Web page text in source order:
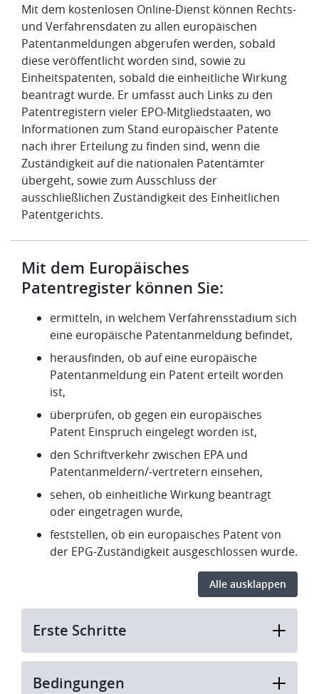
Mit dem kostenlosen Online-Dienst können Rechts-
und Verfahrensdaten zu allen europäischen
Patentanmeldungen abgerufen werden, sobald
diese veröffentlicht worden sind, sowie zu
Einheitspatenten, sobald die einheitliche Wirkung
beantragt wurde. Er umfasst auch Links zu den
Patentregistern vieler EPO-Mitgliedstaaten, wo
Informationen zum Stand europäischer Patente
nach ihrer Erteilung zu finden sind, wenn die
Zuständigkeit auf die nationalen Patentämter
übergeht, sowie zum Ausschluss der
ausschließlichen Zuständigkeit des Einheitlichen
Patentgerichts.
Mit dem Europäisches
Patentregister können Sie:
ermitteln, in welchem Verfahrensstadium sich
eine europäische Patentanmeldung befindet,
herausfinden, ob auf eine europäische
Patentanmeldung ein Patent erteilt worden
ist,
überprüfen, ob gegen ein europäisches
Patent Einspruch eingelegt worden ist,
den Schriftverkehr zwischen EPA und
Patentanmeldern/-vertretern einsehen,
sehen, ob einheitliche Wirkung beantragt
oder eingetragen wurde,
feststellen, ob ein europäisches Patent von
der EPG-Zuständigkeit ausgeschlossen wurde.
Alle ausklappen
Erste Schritte
Bedingungen